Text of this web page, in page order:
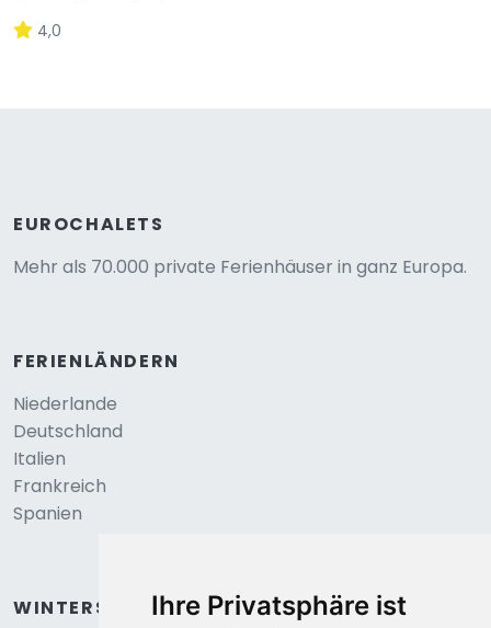
Ihre Privatsphäre ist
4,0
EUROCHALETS
Mehr als 70.000 private Ferienhäuser in ganz Europa.
FERIENLÄNDERN
Niederlande
Deutschland
Italien
Frankreich
Spanien
WINTERSPORT